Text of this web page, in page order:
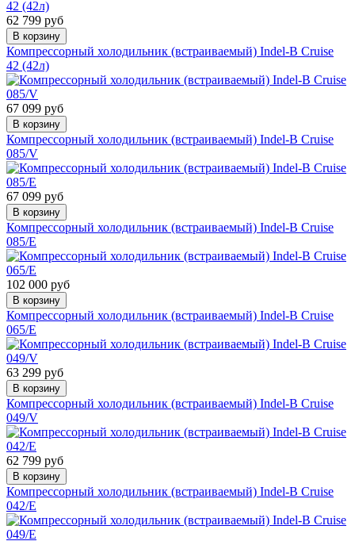
62 799 руб
В корзину
Компрессорный холодильник (встраиваемый) Indel-B Cruise
42 (42л)
67 099 руб
В корзину
Компрессорный холодильник (встраиваемый) Indel-B Cruise
085/V
67 099 руб
В корзину
Компрессорный холодильник (встраиваемый) Indel-B Cruise
085/E
102 000 руб
В корзину
Компрессорный холодильник (встраиваемый) Indel-B Cruise
065/E
63 299 руб
В корзину
Компрессорный холодильник (встраиваемый) Indel-B Cruise
049/V
62 799 руб
В корзину
Компрессорный холодильник (встраиваемый) Indel-B Cruise
042/E